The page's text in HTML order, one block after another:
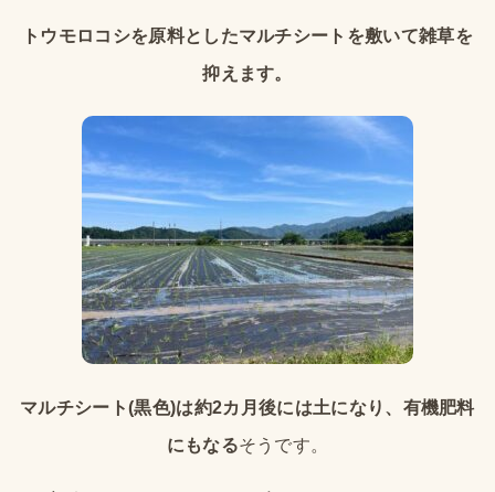
トウモロコシを原料としたマルチシートを敷いて雑草を
抑えます。
マルチシート(黒色)は約2カ月後には土になり、有機肥料
にもなるそうです。